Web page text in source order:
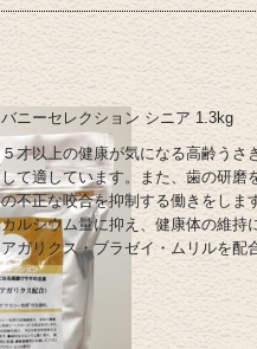
バニーセレクション シニア 1.3kg
５才以上の健康が気になる高齢うさ
して適しています。また、歯の研磨
の不正な咬合を抑制する働きをしま
カルシウム量に抑え、健康体の維持
アガリクス・ブラゼイ・ムリルを配